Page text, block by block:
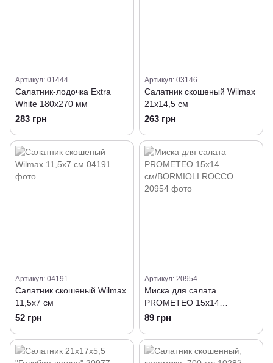
Артикул: 01444
Салатник-лодочка Extra
White 180х270 мм
283 грн
Артикул: 03146
Салатник скошеный Wilmax
21х14,5 см
263 грн
Артикул: 04191
Салатник скошеный Wilmax
11,5х7 см
52 грн
Артикул: 20954
Миска для салата
PROMETEO 15х14
см/BORMIOLI ROCCO
89 грн